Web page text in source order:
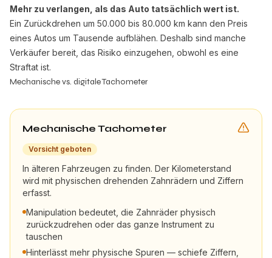
Mehr zu verlangen, als das Auto tatsächlich wert ist.
Ein Zurückdrehen um 50.000 bis 80.000 km kann den Preis
eines Autos um Tausende aufblähen. Deshalb sind manche
Verkäufer bereit, das Risiko einzugehen, obwohl es eine
Straftat ist.
Mechanische vs. digitale Tachometer
Mechanische Tachometer
Vorsicht geboten
In älteren Fahrzeugen zu finden. Der Kilometerstand
wird mit physischen drehenden Zahnrädern und Ziffern
erfasst.
Manipulation bedeutet, die Zahnräder physisch
zurückzudrehen oder das ganze Instrument zu
tauschen
Hinterlässt mehr physische Spuren — schiefe Ziffern,